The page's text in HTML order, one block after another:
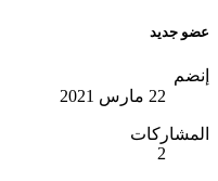
عضو جديد
إنضم
22 مارس 2021
المشاركات
2